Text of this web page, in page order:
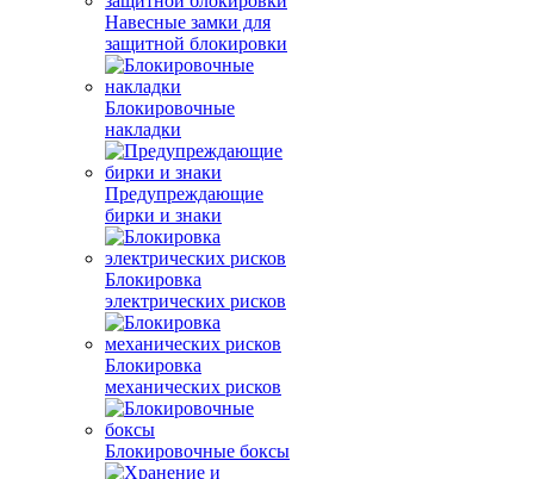
Навесные замки для
защитной блокировки
Блокировочные
накладки
Предупреждающие
бирки и знаки
Блокировка
электрических рисков
Блокировка
механических рисков
Блокировочные боксы